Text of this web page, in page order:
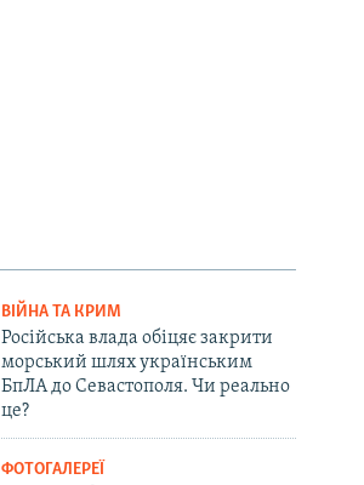
ВІЙНА ТА КРИМ
Російська влада обіцяє закрити
морський шлях українським
БпЛА до Севастополя. Чи реально
це?
ФОТОГАЛЕРЕЇ